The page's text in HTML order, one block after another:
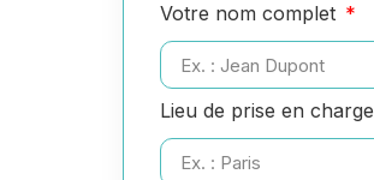
Votre nom complet
Lieu de prise en charge